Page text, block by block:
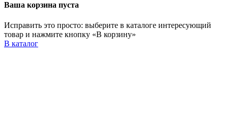
Ваша корзина пуста
Исправить это просто: выберите в каталоге интересующий
товар и нажмите кнопку «В корзину»
В каталог